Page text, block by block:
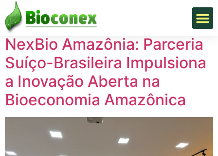
Tag:Bioeconomia
NexBio Amazônia: Parceria
Suíço-Brasileira Impulsiona
a Inovação Aberta na
Bioeconomia Amazônica